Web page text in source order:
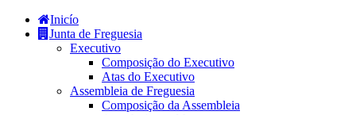
Inicío
Junta de Freguesia
Executivo
Composição do Executivo
Atas do Executivo
Assembleia de Freguesia
Composição da Assembleia